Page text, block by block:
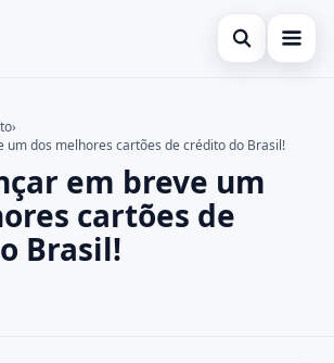
Abrir busca
site
para buscar ou ESC para fechar.
›
um dos melhores cartões de crédito do Brasil!
em breve um
cartões de
Brasil!